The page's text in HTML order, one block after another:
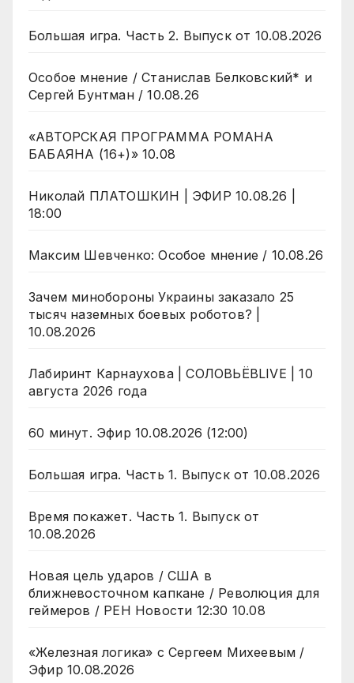
Большая игра. Часть 2. Выпуск от 10.08.2026
Особое мнение / Станислав Белковский* и
Сергей Бунтман / 10.08.26
«АВТОРСКАЯ ПРОГРАММА РОМАНА
БАБАЯНА (16+)» 10.08
Николай ПЛАТОШКИН | ЭФИР 10.08.26 |
18:00
Максим Шевченко: Особое мнение / 10.08.26
Зачем минобороны Украины заказало 25
тысяч наземных боевых роботов? |
10.08.2026
Лабиринт Карнаухова | СОЛОВЬЁВLIVE | 10
августа 2026 года
60 минут. Эфир 10.08.2026 (12:00)
Большая игра. Часть 1. Выпуск от 10.08.2026
Время покажет. Часть 1. Выпуск от
10.08.2026
Новая цель ударов / США в
ближневосточном капкане / Революция для
геймеров / РЕН Новости 12:30 10.08
«Железная логика» с Сергеем Михеевым /
Эфир 10.08.2026